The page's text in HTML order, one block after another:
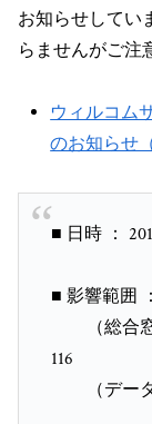
お知らせしてい
らませんがご注
ウィルコム
のお知らせ
■ 日時 ：
■ 影響範囲
（総合
116
（データ